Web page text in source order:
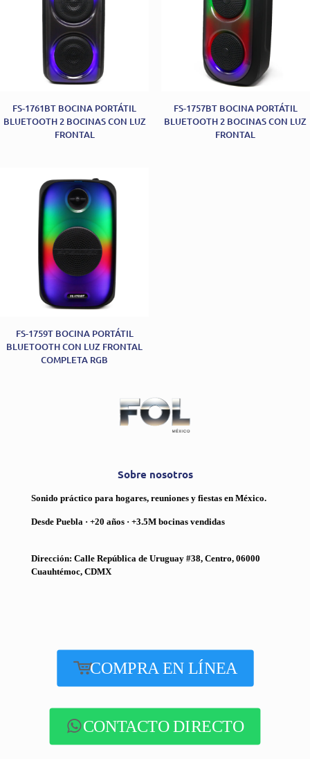
FS-1761BT BOCINA PORTÁTIL
BLUETOOTH 2 BOCINAS CON LUZ
FRONTAL
FS-1757BT BOCINA PORTÁTIL
BLUETOOTH 2 BOCINAS CON LUZ
FRONTAL
FS-1759T BOCINA PORTÁTIL
BLUETOOTH CON LUZ FRONTAL
COMPLETA RGB
Sobre nosotros
Sonido práctico para hogares, reuniones y fiestas en México.
Desde Puebla · +20 años · +3.5M bocinas vendidas
Dirección: Calle República de Uruguay #38, Centro, 06000
Cuauhtémoc, CDMX
COMPRA EN LÍNEA
CONTACTO DIRECTO